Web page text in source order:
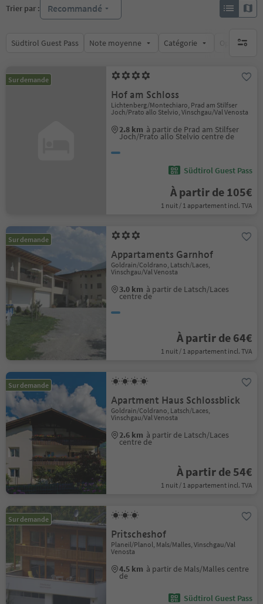
Trier par : Recommandé
Südtirol Guest Pass Note moyenne Catégorie Options de
aucun
Sur demande
Hof am Schloss
Lichtenberg/Montechiaro, Prad am Stilfser
Joch/Prato allo Stelvio, Vinschgau/Val Venosta
2.8 km à partir de Prad am Stilfser
Joch/Prato allo Stelvio centre de
Südtirol Guest Pass
À partir de 105€
1 nuit / 1 appartement incl. TVA
Sur demande
Appartaments Garnhof
Goldrain/Coldrano, Latsch/Laces,
Vinschgau/Val Venosta
3.0 km à partir de Latsch/Laces
centre de
À partir de 64€
1 nuit / 1 appartement incl. TVA
Sur demande
Apartment Haus Schlossblick
Goldrain/Coldrano, Latsch/Laces,
Vinschgau/Val Venosta
2.6 km à partir de Latsch/Laces
centre de
À partir de 54€
1 nuit / 1 appartement incl. TVA
Sur demande
Pritscheshof
Planeil/Planol, Mals/Malles, Vinschgau/Val
Venosta
4.5 km à partir de Mals/Malles centre
de
Südtirol Guest Pass